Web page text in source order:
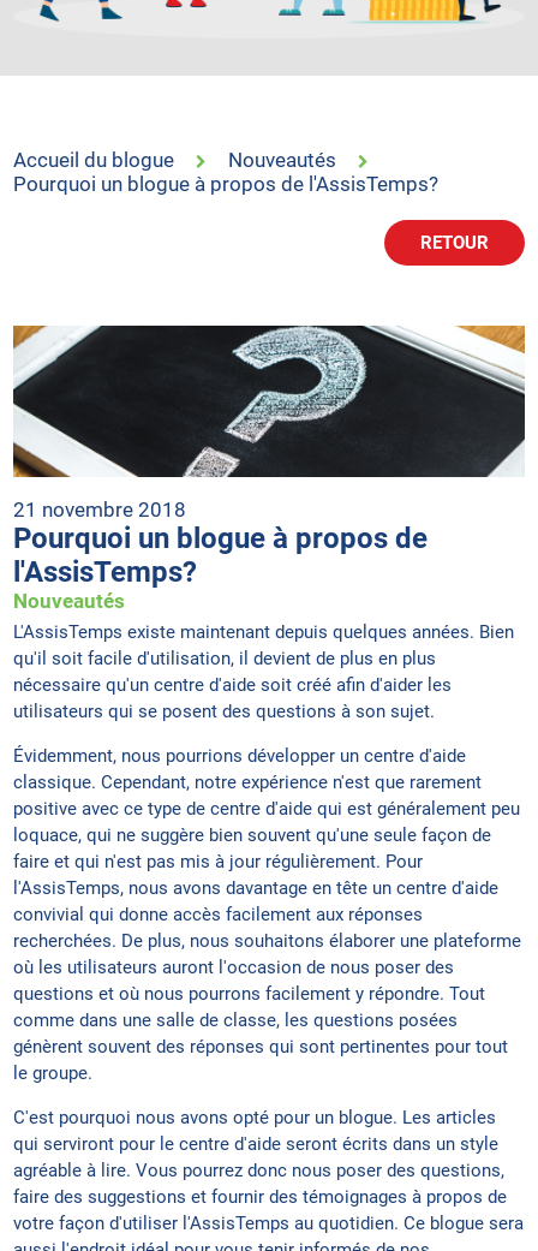
Accueil du blogue
Nouveautés
Pourquoi un blogue à propos de l'AssisTemps?
RETOUR
21 novembre 2018
Pourquoi un blogue à propos de
l'AssisTemps?
Nouveautés
L'AssisTemps existe maintenant depuis quelques années. Bien
qu'il soit facile d'utilisation, il devient de plus en plus
nécessaire qu'un centre d'aide soit créé afin d'aider les
utilisateurs qui se posent des questions à son sujet.
Évidemment, nous pourrions développer un centre d'aide
classique. Cependant, notre expérience n'est que rarement
positive avec ce type de centre d'aide qui est généralement peu
loquace, qui ne suggère bien souvent qu'une seule façon de
faire et qui n'est pas mis à jour régulièrement. Pour
l'AssisTemps, nous avons davantage en tête un centre d'aide
convivial qui donne accès facilement aux réponses
recherchées. De plus, nous souhaitons élaborer une plateforme
où les utilisateurs auront l'occasion de nous poser des
questions et où nous pourrons facilement y répondre. Tout
comme dans une salle de classe, les questions posées
génèrent souvent des réponses qui sont pertinentes pour tout
le groupe.
C'est pourquoi nous avons opté pour un blogue. Les articles
qui serviront pour le centre d'aide seront écrits dans un style
agréable à lire. Vous pourrez donc nous poser des questions,
faire des suggestions et fournir des témoignages à propos de
votre façon d'utiliser l'AssisTemps au quotidien. Ce blogue sera